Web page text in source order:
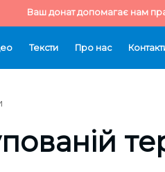
Ваш донат допомагає нам
Тексти Про нас